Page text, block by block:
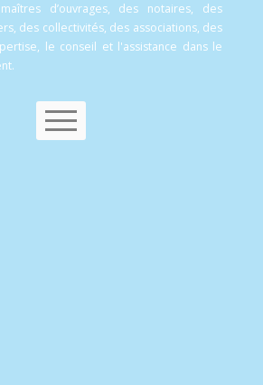
d’ouvrages, des notaires, des
des collectivités, des associations, des
le conseil et l'assistance dans le